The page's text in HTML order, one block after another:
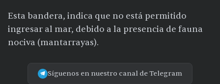
Esta bandera, indica que no está permitido
ingresar al mar, debido a la presencia de fauna
nociva (mantarrayas).
Síguenos en nuestro canal de Telegram